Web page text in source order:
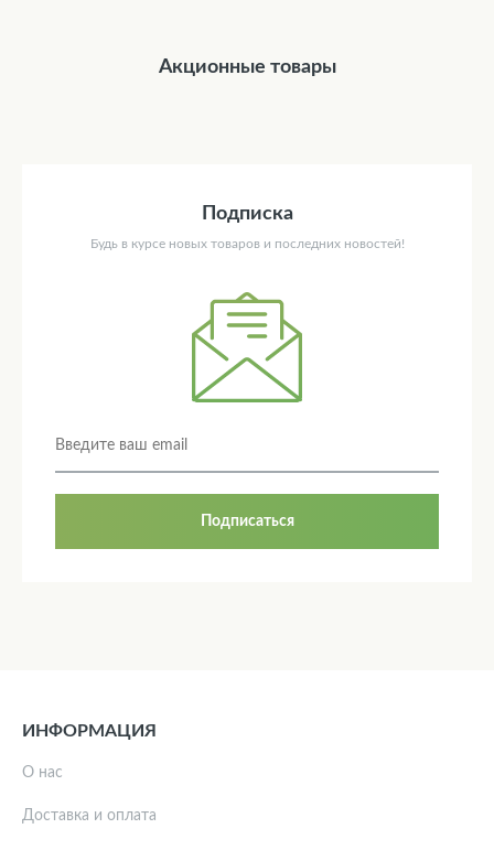
Акционные товары
Подписка
Будь в курсе новых товаров и последних новостей!
Подписаться
ИНФОРМАЦИЯ
О нас
Доставка и оплата